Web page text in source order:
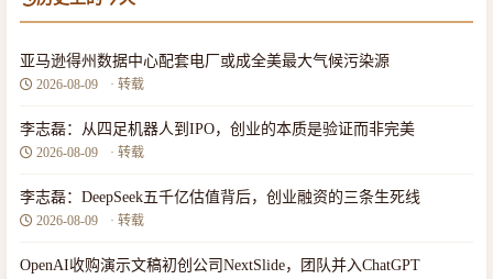
亚马逊得州数据中心配套电厂或成全美最大气候污染源
2026-08-09 · 转载
李志磊：从四足机器人到IPO，创业的本质是验证而非完美
2026-08-09 · 转载
李志磊：DeepSeek五千亿估值背后，创业融资的三条生死线
2026-08-09 · 转载
OpenAI收购演示文稿初创公司NextSlide，团队并入ChatGPT